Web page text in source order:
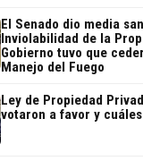
El Senado dio media
Inviolabilidad de la
Gobierno tuvo que
Manejo del Fuego
Ley de Propiedad
votaron a favor y